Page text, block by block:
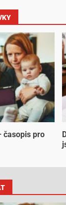
časopis pro